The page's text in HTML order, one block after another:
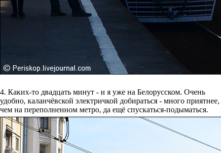
4. Каких-то двадцать минут - и я уже на Белорусском. Очень
удобно, каланчёвской электричкой добираться - много приятнее,
чем на переполненном метро, да ещё спускаться-подыматься.